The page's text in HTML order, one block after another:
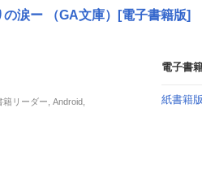
涙ー （GA文庫）[電子書籍版]
リーダー, Android,
電子書
紙書籍版